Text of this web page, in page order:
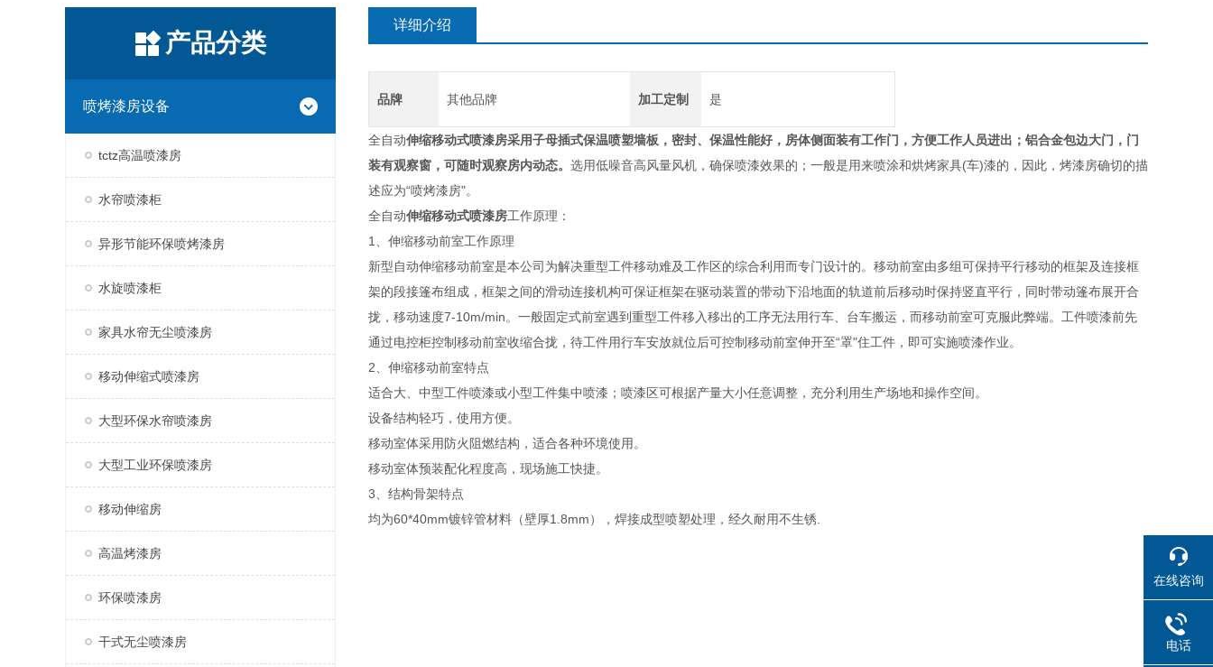
产品分类
喷烤漆房设备
tctz高温喷漆房
水帘喷漆柜
异形节能环保喷烤漆房
水旋喷漆柜
家具水帘无尘喷漆房
移动伸缩式喷漆房
大型环保水帘喷漆房
大型工业环保喷漆房
移动伸缩房
高温烤漆房
环保喷漆房
干式无尘喷漆房
详细介绍
品牌 其他品牌 加工定制 是
全自动伸缩移动式喷漆房采用子母插式保温喷塑墙板，密封、保温性能好，房体侧面装有工作门，方便工作人员进出；铝合金包边大门，门
装有观察窗，可随时观察房内动态。 选用低噪音高风量风机，确保喷漆效果的；一般是用来喷涂和烘烤家具(车)漆的，因此，烤漆房确切的描
述应为“喷烤漆房"。
全自动伸缩移动式喷漆房工作原理：
1、伸缩移动前室工作原理
新型自动伸缩移动前室是本公司为解决重型工件移动难及工作区的综合利用而专门设计的。移动前室由多组可保持平行移动的框架及连接框
架的段接篷布组成，框架之间的滑动连接机构可保证框架在驱动装置的带动下沿地面的轨道前后移动时保持竖直平行，同时带动篷布展开合
拢，移动速度7-10m/min。一般固定式前室遇到重型工件移入移出的工序无法用行车、台车搬运，而移动前室可克服此弊端。工件喷漆前先
通过电控柜控制移动前室收缩合拢，待工件用行车安放就位后可控制移动前室伸开至“罩"住工件，即可实施喷漆作业。
2、伸缩移动前室特点
适合大、中型工件喷漆或小型工件集中喷漆；喷漆区可根据产量大小任意调整，充分利用生产场地和操作空间。
设备结构轻巧，使用方便。
移动室体采用防火阻燃结构，适合各种环境使用。
移动室体预装配化程度高，现场施工快捷。
3、结构骨架特点
均为60*40mm镀锌管材料（壁厚1.8mm），焊接成型喷塑处理，经久耐用不生锈.
在线咨询
电话